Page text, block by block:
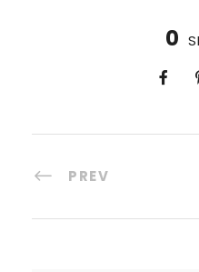
0
PREV